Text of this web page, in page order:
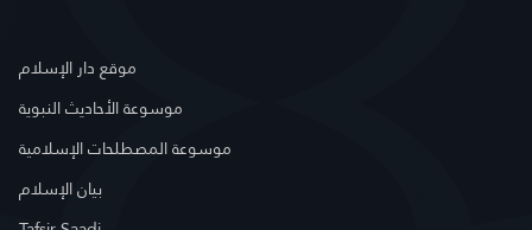
موقع دار الإسلام
موسوعة الأحاديث النبوية
موسوعة المصطلحات الإسلامية
بيان الإسلام